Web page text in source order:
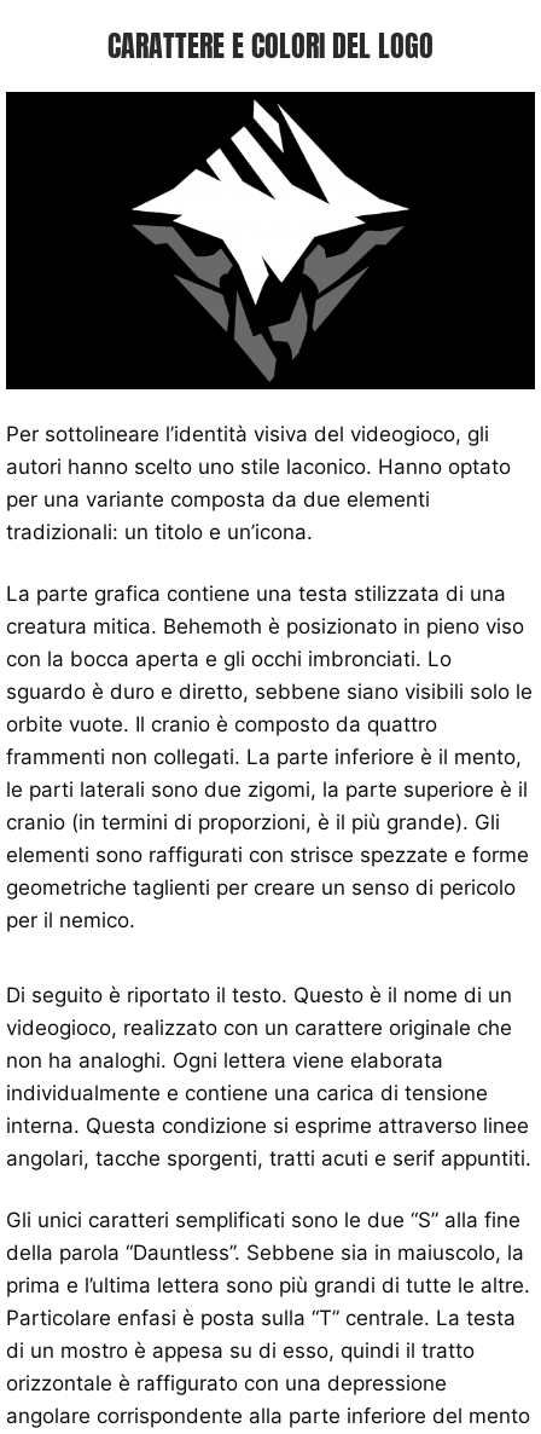
CARATTERE E COLORI DEL LOGO
Per sottolineare l’identità visiva del videogioco, gli
autori hanno scelto uno stile laconico. Hanno optato
per una variante composta da due elementi
tradizionali: un titolo e un’icona.
La parte grafica contiene una testa stilizzata di una
creatura mitica. Behemoth è posizionato in pieno viso
con la bocca aperta e gli occhi imbronciati. Lo
sguardo è duro e diretto, sebbene siano visibili solo le
orbite vuote. Il cranio è composto da quattro
frammenti non collegati. La parte inferiore è il mento,
le parti laterali sono due zigomi, la parte superiore è il
cranio (in termini di proporzioni, è il più grande). Gli
elementi sono raffigurati con strisce spezzate e forme
geometriche taglienti per creare un senso di pericolo
per il nemico.
Di seguito è riportato il testo. Questo è il nome di un
videogioco, realizzato con un carattere originale che
non ha analoghi. Ogni lettera viene elaborata
individualmente e contiene una carica di tensione
interna. Questa condizione si esprime attraverso linee
angolari, tacche sporgenti, tratti acuti e serif appuntiti.
Gli unici caratteri semplificati sono le due “S” alla fine
della parola “Dauntless”. Sebbene sia in maiuscolo, la
prima e l’ultima lettera sono più grandi di tutte le altre.
Particolare enfasi è posta sulla “T” centrale. La testa
di un mostro è appesa su di esso, quindi il tratto
orizzontale è raffigurato con una depressione
angolare corrispondente alla parte inferiore del mento